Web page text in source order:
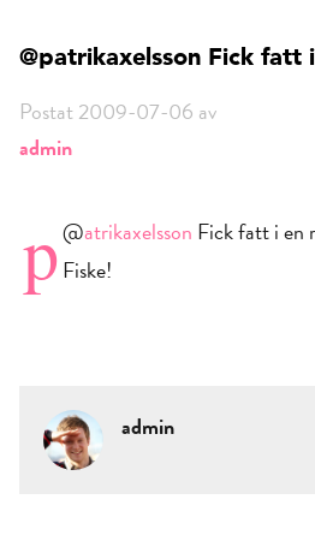
@patrikaxelsson Fick fatt
Postat 2009-07-06 av
admin
@
p atrikaxelsson Fick fatt i en
Fiske!
admin